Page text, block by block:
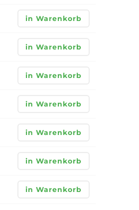
in Warenkorb
in Warenkorb
in Warenkorb
in Warenkorb
in Warenkorb
in Warenkorb
in Warenkorb